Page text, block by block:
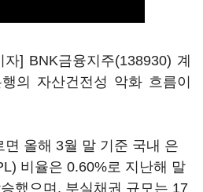
자] BNK금융지주(138930) 계
의 자산건전성 악화 흐름이
올해 3월 말 기준 국내 은
비율은 0.60%로 지난해 말
했으며, 부실채권 규모는 17